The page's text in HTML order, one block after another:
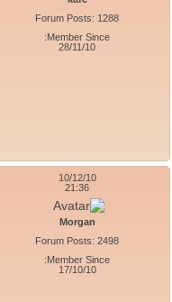
Forum Posts: 1288
Member Since:
28/11/10
10/12/10
21:36
Morgan
Forum Posts: 2498
Member Since:
17/10/10